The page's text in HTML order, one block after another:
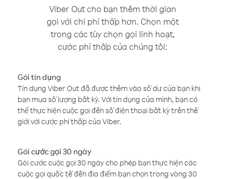
Viber Out cho bạn thêm thời gian
gọi với chi phí thấp hơn. Chọn một
trong các tùy chọn gọi linh hoạt,
cước phí thấp của chúng tôi:
Gói tín dụng
Tín dụng Viber Out đã được thêm vào số dư của bạn khi
bạn mua số lượng bất kỳ. Với tín dụng của mình, bạn có
thể thực hiện cuộc gọi đến số điện thoại bất kỳ trên thế
giới với cước phí thấp của Viber.
Gói cước gọi 30 ngày
Gói cước cuộc gọi 30 ngày cho phép bạn thực hiện các
cuộc gọi quốc tế đến địa điểm bạn chọn trong vòng 30